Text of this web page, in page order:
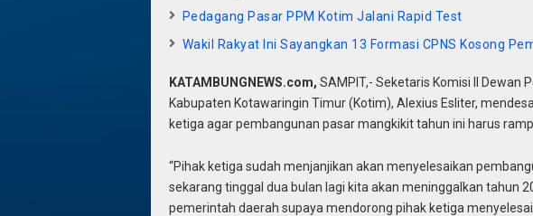
Pedagang Pasar PPM Kotim Jalani Rapid Test
Wakil Rakyat Ini Sayangkan 13 Formasi CPNS Kosong
KATAMBUNGNEWS.com, SAMPIT,- Seketaris Komisi II Dewan
Kabupaten Kotawaringin Timur (Kotim), Alexius Esliter,
ketiga agar pembangunan pasar mangkikit tahun ini harus
“Pihak ketiga sudah menjanjikan akan menyelesaikan
sekarang tinggal dua bulan lagi kita akan meninggalkan tahun
pemerintah daerah supaya mendorong pihak ketiga